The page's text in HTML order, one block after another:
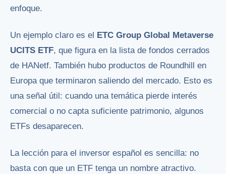
enfoque.
Un ejemplo claro es el
ETC Group Global Metaverse
UCITS ETF, que figura en la lista de fondos cerrados
de HANetf. También hubo productos de Roundhill en
Europa que terminaron saliendo del mercado. Esto es
una señal útil: cuando una temática pierde interés
comercial o no capta suficiente patrimonio, algunos
ETFs desaparecen.
La lección para el inversor español es sencilla: no
basta con que un ETF tenga un nombre atractivo.